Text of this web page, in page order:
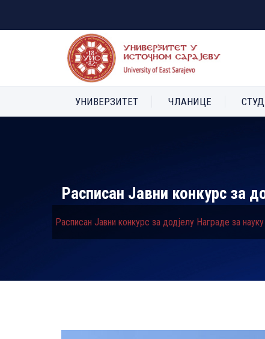
УНИВЕРЗИТЕТ ЧЛАНИЦЕ
Расписан Јавни конкурс за
Расписан Јавни конкурс за додјелу Награде за